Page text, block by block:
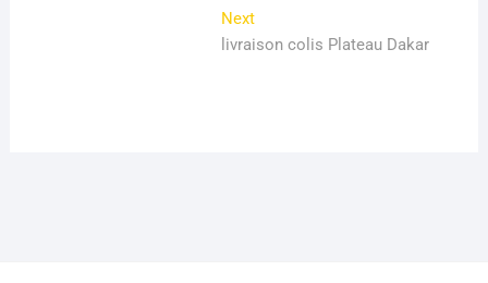
NextNext
post:
livraison colis Plateau Dakar